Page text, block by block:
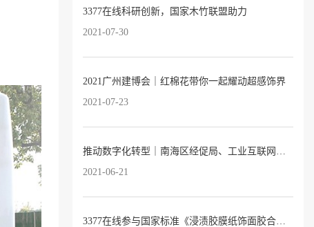
3377在线科研创新，国家木竹联盟助力
2021-07-30
2021广州建博会｜红棉花带你一起耀动超感饰界
2021-07-23
2021-06-21
3377在线参与国家标准《浸渍胶膜纸饰面胶合板和细木工板》修订研讨会